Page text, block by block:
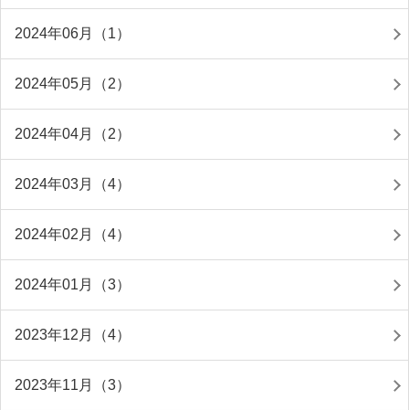
2024年06月（1）
2024年05月（2）
2024年04月（2）
2024年03月（4）
2024年02月（4）
2024年01月（3）
2023年12月（4）
2023年11月（3）